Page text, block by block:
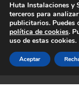
Empresa de
Creado
Huta Instalaciones y
terceros para
publicitarios. Puedes
política de cookies.
uso de estas cookies.
Aceptar